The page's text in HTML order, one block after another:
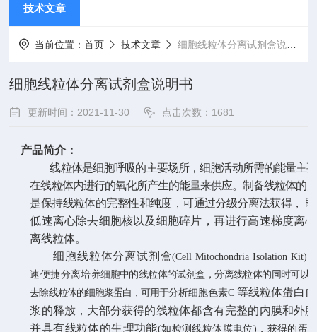
技术文章
当前位置：首页 技术文章 细胞线粒体分离试剂盒说明书
细胞线粒体分离试剂盒说明书
更新时间：2021-11-30 点击次数：1681
产品简介：
线粒体是细胞呼吸的主要场所，细胞活动所需的能量主
在线粒体内进行的氧化所产生的能量来供应。制备线粒体的
是保持线粒体的完整性和纯度，可通过分级分离法获得，
低速离心除去细胞核以及细胞碎片，再进行高速梯度离
离线粒体。
细胞线粒体分离试剂盒(Cell Mitochondria Isolation Kit)
速便捷分离培养细胞中的线粒体的试剂盒，分离线粒体的同时可以
去除线粒体的细胞浆蛋白，可用于分析细胞色素C 等线粒体蛋白
浆的释放，大部分获得的线粒体都含有完整的内膜和外
并具有线粒体的生理功能(如检测线粒体膜电位)，获得的蛋